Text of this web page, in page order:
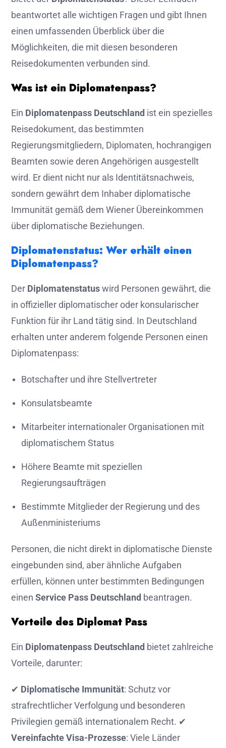
beantwortet alle wichtigen Fragen und gibt Ihnen
einen umfassenden Überblick über die
Möglichkeiten, die mit diesen besonderen
Reisedokumenten verbunden sind.
Was ist ein Diplomatenpass?
Ein Diplomatenpass Deutschland ist ein spezielles
Reisedokument, das bestimmten
Regierungsmitgliedern, Diplomaten, hochrangigen
Beamten sowie deren Angehörigen ausgestellt
wird. Er dient nicht nur als Identitätsnachweis,
sondern gewährt dem Inhaber diplomatische
Immunität gemäß dem Wiener Übereinkommen
über diplomatische Beziehungen.
Diplomatenstatus: Wer erhält einen
Diplomatenpass?
Der Diplomatenstatuswird Personen gewährt, die
in offizieller diplomatischer oder konsularischer
Funktion für ihr Land tätig sind. In Deutschland
erhalten unter anderem folgende Personen einen
Diplomatenpass:
Botschafter und ihre Stellvertreter
Konsulatsbeamte
Mitarbeiter internationaler Organisationen mit
diplomatischem Status
Höhere Beamte mit speziellen
Regierungsaufträgen
Bestimmte Mitglieder der Regierung und des
Außenministeriums
Personen, die nicht direkt in diplomatische Dienste
eingebunden sind, aber ähnliche Aufgaben
erfüllen, können unter bestimmten Bedingungen
einen Service Pass Deutschland beantragen.
Vorteile des Diplomat Pass
Ein Diplomatenpass Deutschland bietet zahlreiche
Vorteile, darunter:
✔ Diplomatische Immunität: Schutz vor
strafrechtlicher Verfolgung und besonderen
Privilegien gemäß internationalem Recht. ✔
Vereinfachte Visa-Prozesse: Viele Länder